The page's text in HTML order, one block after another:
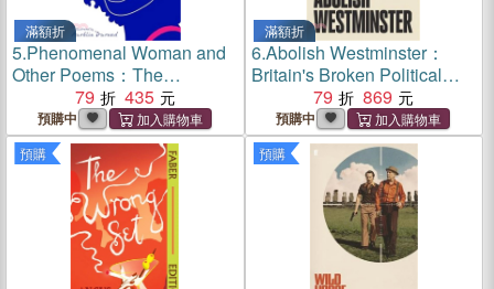
滿額折
5.Phenomenal Woman and
Other Poems：The
Illustrated Edition
79 435
預購中
滿額折
6.Abolish Westminster：
Britain's Broken Political
System and an Argument for
a New Democracy
79 869
預購中
預購 預購